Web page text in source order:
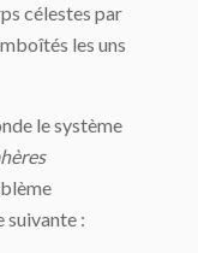
cé­lestes par
les uns
le système
suivante :